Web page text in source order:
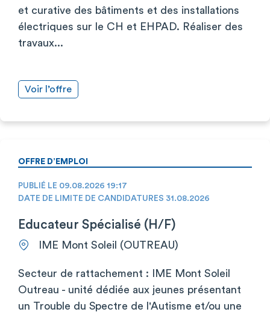
et curative des bâtiments et des installations
électriques sur le CH et EHPAD. Réaliser des
travaux...
Voir l’offre
OFFRE D’EMPLOI
PUBLIÉ LE 09.08.2026 19:17
DATE DE LIMITE DE CANDIDATURES 31.08.2026
Educateur Spécialisé (H/F)
IME Mont Soleil (OUTREAU)
Secteur de rattachement : IME Mont Soleil
Outreau - unité dédiée aux jeunes présentant
un Trouble du Spectre de l'Autisme et/ou une